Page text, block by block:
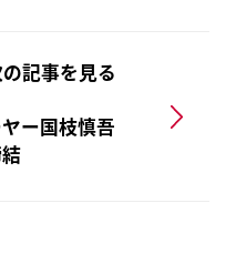
記事を見る
ー国枝慎吾